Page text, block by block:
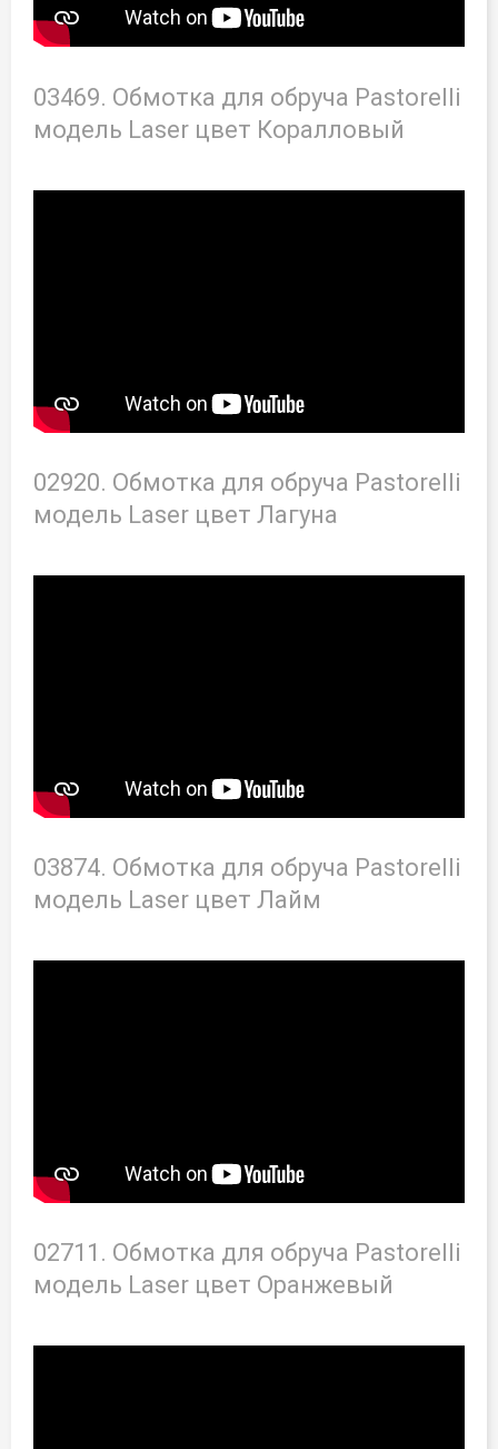
03469. Обмотка для обруча Pastorelli
модель Laser цвет Коралловый
02920. Обмотка для обруча Pastorelli
модель Laser цвет Лагуна
03874. Обмотка для обруча Pastorelli
модель Laser цвет Лайм
02711. Обмотка для обруча Pastorelli
модель Laser цвет Оранжевый